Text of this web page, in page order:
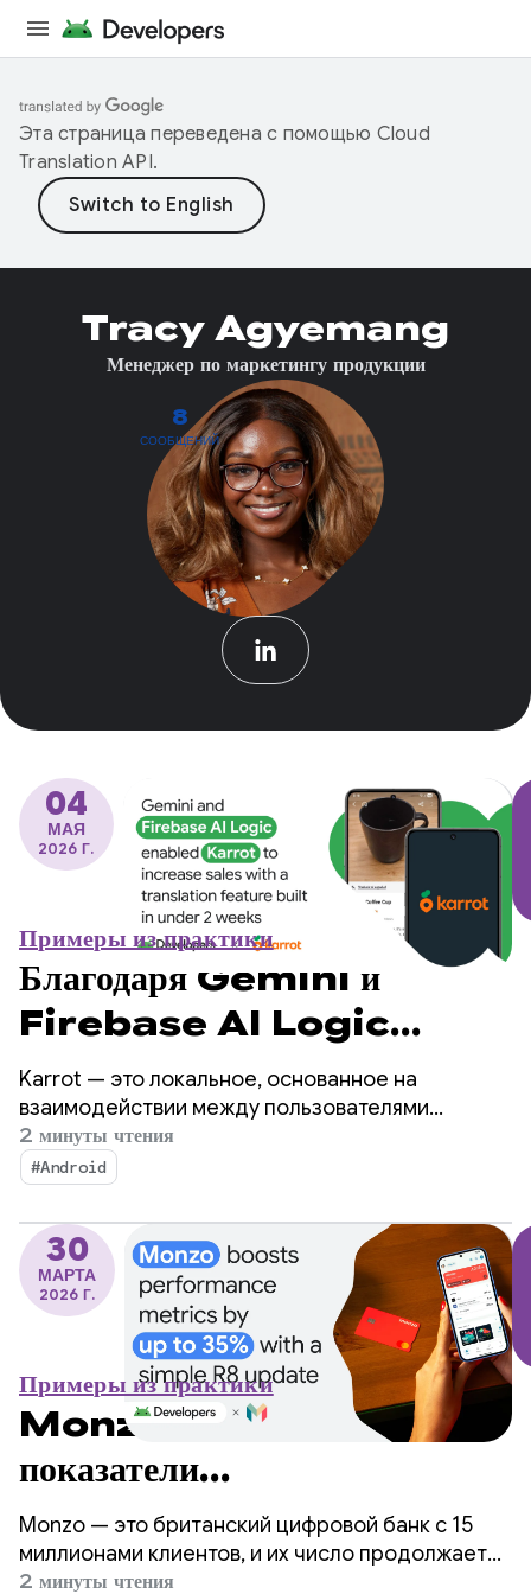
Эта страница переведена с помощью Cloud
Translation API.
8
СООБЩЕНИЙ
Tracy Agyemang
Менеджер по маркетингу продукции
04
МАЯ
2026 Г.
Примеры из практики
Благодаря Gemini и
Firebase AI Logic
компания Karrot смогла
увеличить продажи, внедрив
функцию перевода менее чем
Karrot — это локальное, основанное на
взаимодействии между пользователями
приложение-маркетплейс, позволяющее
покупать, продавать и обмениваться товарами с
другими проверенными пользователями. С
момента запуска в Южной Корее в 2015 году
платформа расширилась на мировые рынки,
собрав более 43 миллионов
зарегистрированных пользователей.
2 минуты чтения
#Android
30
МАРТА
2026 Г.
Примеры из практики
Monzo повышает
показатели
производительности до 35%
благодаря простому
Monzo — это британский цифровой банк с 15
миллионами клиентов, и их число продолжает
расти. По мере масштабирования приложения
2 минуты чтения